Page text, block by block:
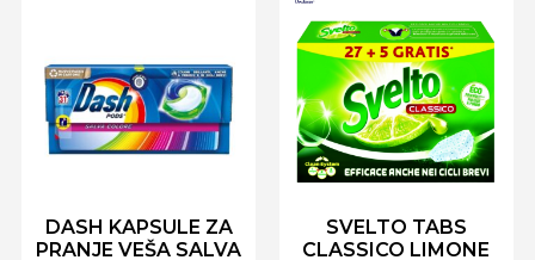
DASH KAPSULE ZA
PRANJE VEŠA SALVA
SVELTO TABS
CLASSICO LIMONE